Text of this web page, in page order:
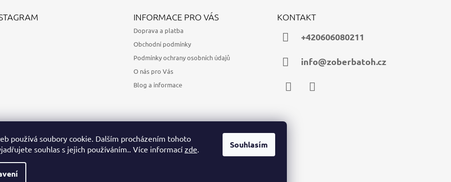
používá soubory cookie. Dalším procházením tohoto
souhlas s jejich používáním.. Více informací zde. Souhlasím
Sledovat na Instagramu
INFORMACE PRO VÁS
Doprava a platba
Obchodní podmínky
Podmínky ochrany osobních údajů
O nás pro Vás
Blog a informace
KONTAKT
+420606080211
info@zoberbatoh.cz